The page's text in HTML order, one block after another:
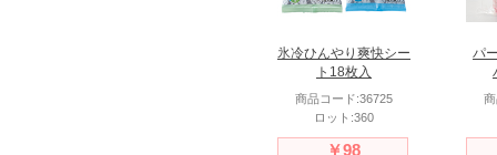
氷冷ひんやり爽快シー
ト18枚入
商品コード:36725
ロット:360
￥98
パ